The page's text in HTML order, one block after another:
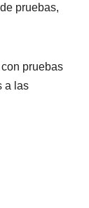
pruebas,
pruebas
a las